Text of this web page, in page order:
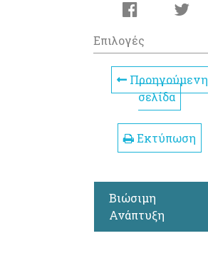
Επιλογές
Προηγούμενη
σελίδα
Εκτύπωση
Βιώσιμη
Ανάπτυξη